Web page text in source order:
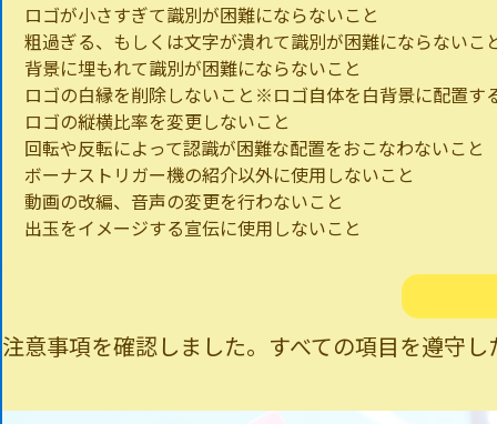
ロゴが小さすぎて識別が困難にならないこと
粗過ぎる、もしくは文字が潰れて識別が困難にならないこ
背景に埋もれて識別が困難にならないこと
ロゴの白縁を削除しないこと※ロゴ自体を白背景に配置す
ロゴの縦横比率を変更しないこと
回転や反転によって認識が困難な配置をおこなわないこと
ボーナストリガー機の紹介以外に使用しないこと
動画の改編、音声の変更を行わないこと
出玉をイメージする宣伝に使用しないこと
注意事項を確認しました。 すべての項目を遵守